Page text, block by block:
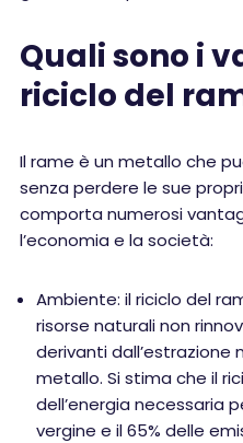
Quali sono i
riciclo del
Il rame è un metallo che
senza perdere le sue
comporta numerosi
l’economia e la società:
Ambiente: il riciclo del
risorse naturali non
derivanti dall’estrazione
metallo. Si stima che il
dell’energia necessaria
vergine e il 65% delle